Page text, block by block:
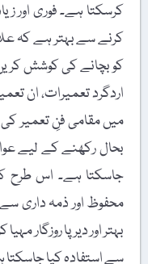
کرسکتا ہے۔ فوری اور
کرنے سے بہتر ہے کہ
کو بچانے کی کوشش
اردگرد تعمیرات، ان
میں مقامی فنِ تعمیر
بحال رکھنے کے لیے
جاسکتا ہے۔ اس
محفوظ اور ذمہ داری
بہتر اور دیرپا روزگار
سے استفادہ کیا جاسکتا